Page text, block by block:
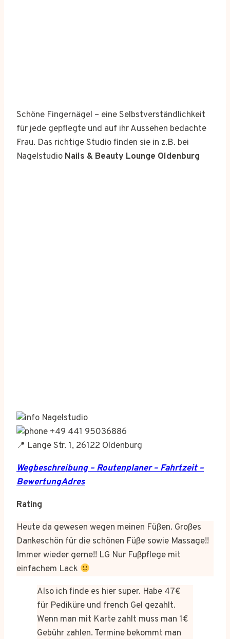
Schöne Fingernägel – eine Selbstverständlichkeit
für jede gepflegte und auf ihr Aussehen bedachte
Frau. Das richtige Studio finden sie in z.B. bei
Nagelstudio Nails & Beauty Lounge Oldenburg
Nagelstudio
+49 441 95036886
📍 Lange Str. 1, 26122 Oldenburg
Wegbeschreibung – Routenplaner – Fahrtzeit –
BewertungAdres
Rating
Heute da gewesen wegen meinen Füßen. Großes
Dankeschön für die schönen Füße sowie Massage!!
Immer wieder gerne!! LG Nur Fußpflege mit
einfachem Lack
Also ich finde es hier super. Habe 47€
für Pediküre und french Gel gezahlt.
Wenn man mit Karte zahlt muss man 1€
Gebühr zahlen. Termine bekommt man